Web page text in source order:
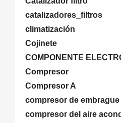
catalizadores_filtros
climatización
Cojinete
COMPONENTE
Compresor
Compresor A
compresor de embrague
compresor del aire